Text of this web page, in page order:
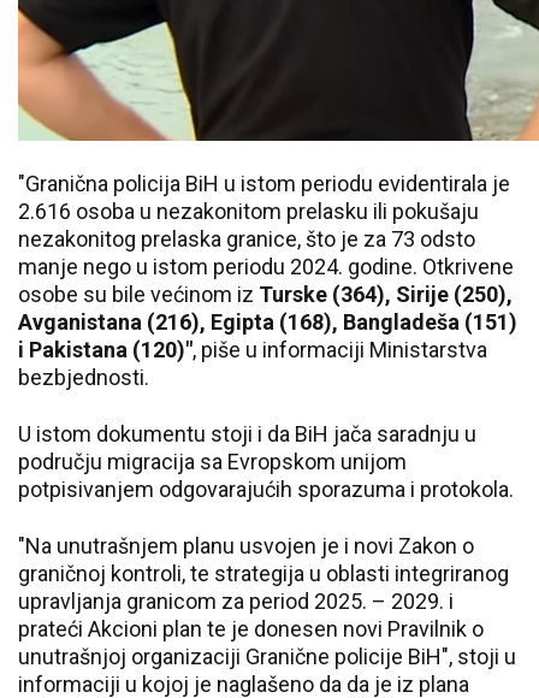
"Granična policija BiH u istom periodu evidentirala je
2.616 osoba u nezakonitom prelasku ili pokušaju
nezakonitog prelaska granice, što je za 73 odsto
manje nego u istom periodu 2024. godine. Otkrivene
osobe su bile većinom iz Turske (364), Sirije (250),
Avganistana (216), Egipta (168), Bangladeša (151)
i Pakistana (120)", piše u informaciji Ministarstva
bezbjednosti.
U istom dokumentu stoji i da BiH jača saradnju u
području migracija sa Evropskom unijom
potpisivanjem odgovarajućih sporazuma i protokola.
"Na unutrašnjem planu usvojen je i novi Zakon o
graničnoj kontroli, te strategija u oblasti integriranog
upravljanja granicom za period 2025. – 2029. i
prateći Akcioni plan te je donesen novi Pravilnik o
unutrašnjoj organizaciji Granične policije BiH", stoji u
informaciji u kojoj je naglašeno da da je iz plana